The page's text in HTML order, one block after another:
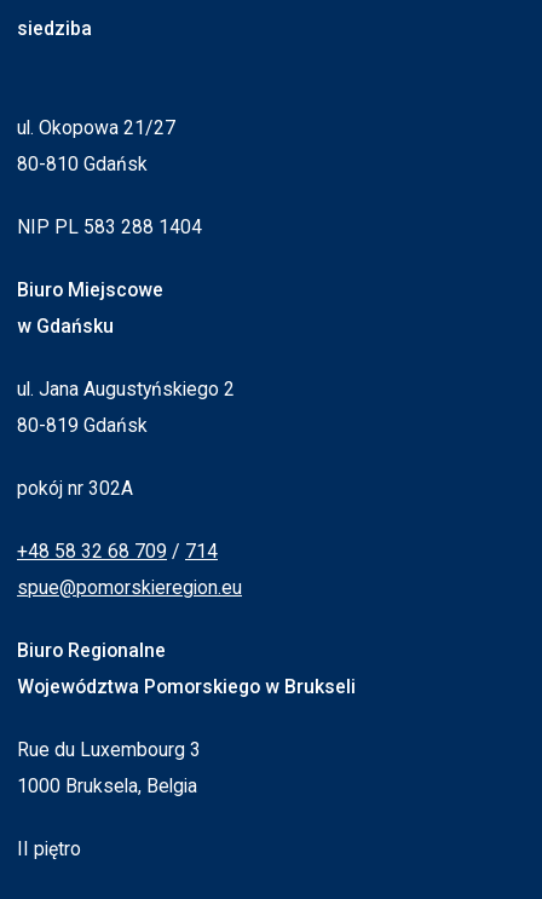
siedziba
ul. Okopowa 21/27
80-810 Gdańsk
NIP PL 583 288 1404
Biuro Miejscowe
w Gdańsku
ul. Jana Augustyńskiego 2
80-819 Gdańsk
pokój nr 302A
+48 58 32 68 709 / 714
spue@pomorskieregion.eu
Biuro Regionalne
Województwa Pomorskiego w Brukseli
Rue du Luxembourg 3
1000 Bruksela, Belgia
II piętro